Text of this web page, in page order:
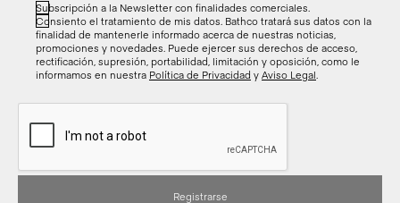
Subscripción a la Newsletter con finalidades comerciales.
Consiento el tratamiento de mis datos. Bathco tratará sus datos con la
finalidad de mantenerle informado acerca de nuestras noticias,
promociones y novedades. Puede ejercer sus derechos de acceso,
rectificación, supresión, portabilidad, limitación y oposición, como le
informamos en nuestra Política de Privacidad y Aviso Legal.